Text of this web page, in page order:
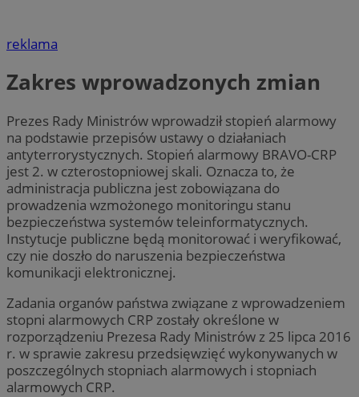
reklama
Zakres wprowadzonych zmian
Prezes Rady Ministrów wprowadził stopień alarmowy
na podstawie przepisów ustawy o działaniach
antyterrorystycznych. Stopień alarmowy BRAVO-CRP
jest 2. w czterostopniowej skali. Oznacza to, że
administracja publiczna jest zobowiązana do
prowadzenia wzmożonego monitoringu stanu
bezpieczeństwa systemów teleinformatycznych.
Instytucje publiczne będą monitorować i weryfikować,
czy nie doszło do naruszenia bezpieczeństwa
komunikacji elektronicznej.
Zadania organów państwa związane z wprowadzeniem
stopni alarmowych CRP zostały określone w
rozporządzeniu Prezesa Rady Ministrów z 25 lipca 2016
r. w sprawie zakresu przedsięwzięć wykonywanych w
poszczególnych stopniach alarmowych i stopniach
alarmowych CRP.